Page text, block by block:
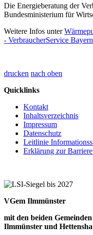
Die Energieberatung der
Bundesministerium für
Weitere Infos unter
- VerbraucherService Bayern
drucken nach oben
Quicklinks
Kontakt
Inhaltsverzeichnis
Impressum
Datenschutz
Leitlinie
Erklärung zur
VGem Ilmmünster
mit den beiden Gemeinden
Ilmmünster und